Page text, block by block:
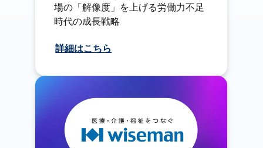
場の「解像度」を上げる労働力不足
時代の成長戦略
詳細はこちら